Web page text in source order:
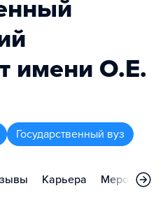
имени О.Е.
Государственный вуз
Карьера